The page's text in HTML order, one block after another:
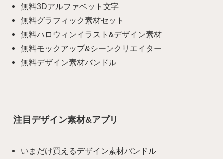
無料3Dアルファベット文字
無料グラフィック素材セット
無料ハロウィンイラスト&デザイン素材
無料モックアップ&シーンクリエイター
無料デザイン素材バンドル
注目デザイン素材&アプリ
いまだけ買えるデザイン素材バンドル